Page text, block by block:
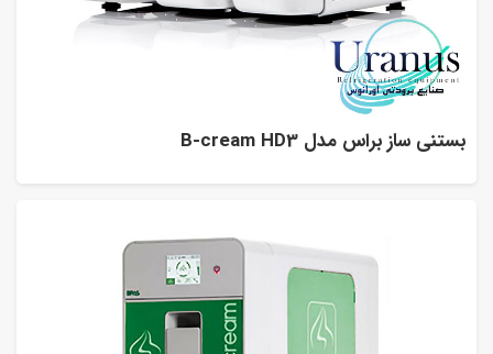
بستنی ساز براس مدل B-cream HD3